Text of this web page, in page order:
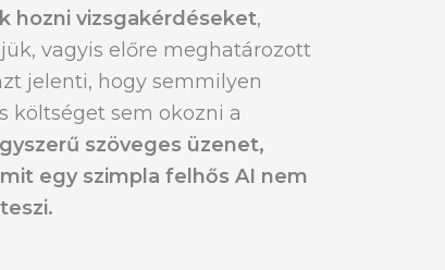
hozni vizsgakérdéseket,
vagyis előre meghatározott
jelenti, hogy semmilyen
költséget sem okozni a
szöveges üzenet,
egy szimpla felhős AI nem